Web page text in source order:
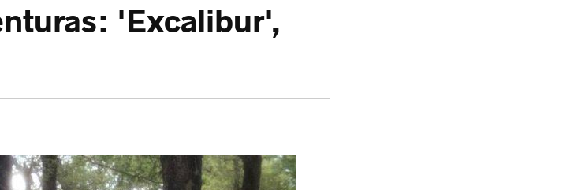
'Excalibur',